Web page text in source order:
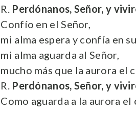
R. Perdónanos, Señor, y
Confío en el Señor,
mi alma espera y confía en
mi alma aguarda al Señor,
mucho más que la aurora el
R. Perdónanos, Señor, y
Como aguarda a la aurora el